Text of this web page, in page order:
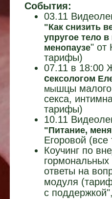
События:
03.11
"Как снизить
упругое тело
менопаузе" от
тарифы)
07.11 в 18:00
сексологом
мышцы малого
секса,
тарифы)
10.11
"Питание,
Егоровой
Коучинг по
ответы на
модуля
с